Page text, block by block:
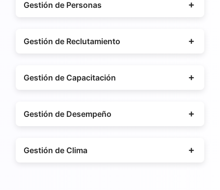
Gestión de Personas
Gestión de Reclutamiento
Gestión de Capacitación
Gestión de Desempeño
Gestión de Clima